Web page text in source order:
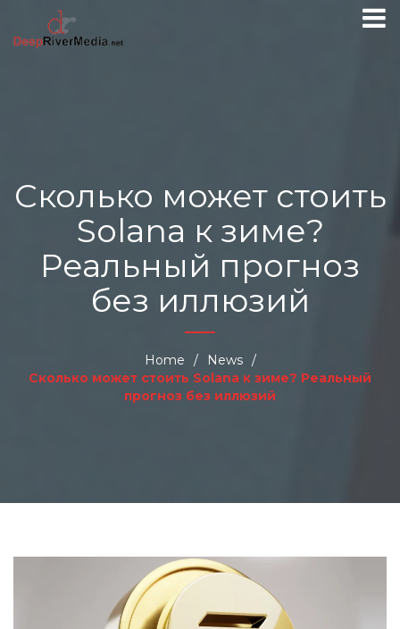
Сколько может стоить
Solana к зиме?
Реальный прогноз
без иллюзий
Home / News /
Сколько может стоить Solana к зиме? Реальный
прогноз без иллюзий